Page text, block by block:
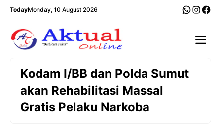
Langsung
TodayMonday, 10 August 2026
Kodam I/BB dan Polda Sumut
akan Rehabilitasi Massal
Gratis Pelaku Narkoba